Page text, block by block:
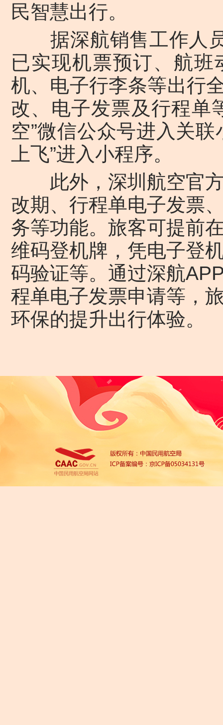
民智慧出行。
据深航销售工作人员
已实现机票预订、航
机、电子行李条等出行
改、电子发票及行程单
空”微信公众号进入关
上飞”进入小程序。
此外，深圳航空官方
改期、行程单电子发票
务等功能。旅客可提前
维码登机牌，凭电子登
码验证等。通过深航
程单电子发票申请等，
环保的提升出行体验。